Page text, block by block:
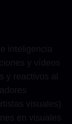
en visuales